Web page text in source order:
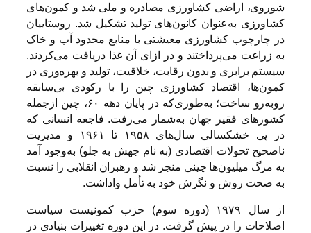
شوروی، اراضى کشاورزى مصادره و ملى شد و کمون‌های
کشاورزی به‌عنوان کانون‌هاى تولید تشکیل شد. روستاییان
در چارچوب کشاورزی معیشتی با منابع محدود آب و خاک
به زراعت می‌پرداختند و در ازای آن غذا دریافت می‌کردند.
سیستم برابری و بدون رقابت، خلاقیت، تولید و بهره‌وری در
کمون‌ها، اقتصاد کشاورزی چین را با رکودی بی‌سابقه
روبه‌رو ساخت؛ به‌طوری‌که در پایان دهه ۶۰، چین ازجمله
کشورهای فقیر جهان به‌شمار می‌رفت. فاجعه انسانى که
در پى خشکسالی سال‌های ۱۹۵۸ تا ۱۹۶۱ و مدیریت
ناصحیح تحولات اقتصادى (به نام جهش به جلو) به‌وجود آمد
به مرگ میلیون‌ها چینى منجر شد و رهبران انقلابى را نسبت
به صحت روش و نگرش خود به تأمل واداشت.
از سال ۱۹۷۹ (دوره سوم) حزب کمونیست سیاست
اصلاحات را در پیش گرفت. در این دوره تغییرات بنیادی در